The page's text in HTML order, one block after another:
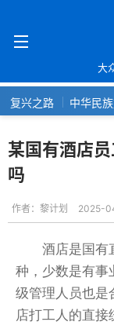
大
复兴之路 中华民
某国有酒店
吗
作者： 黎计划 2025-
酒店是国有
种，少数是有事
级管理人员也是
店打工人的直